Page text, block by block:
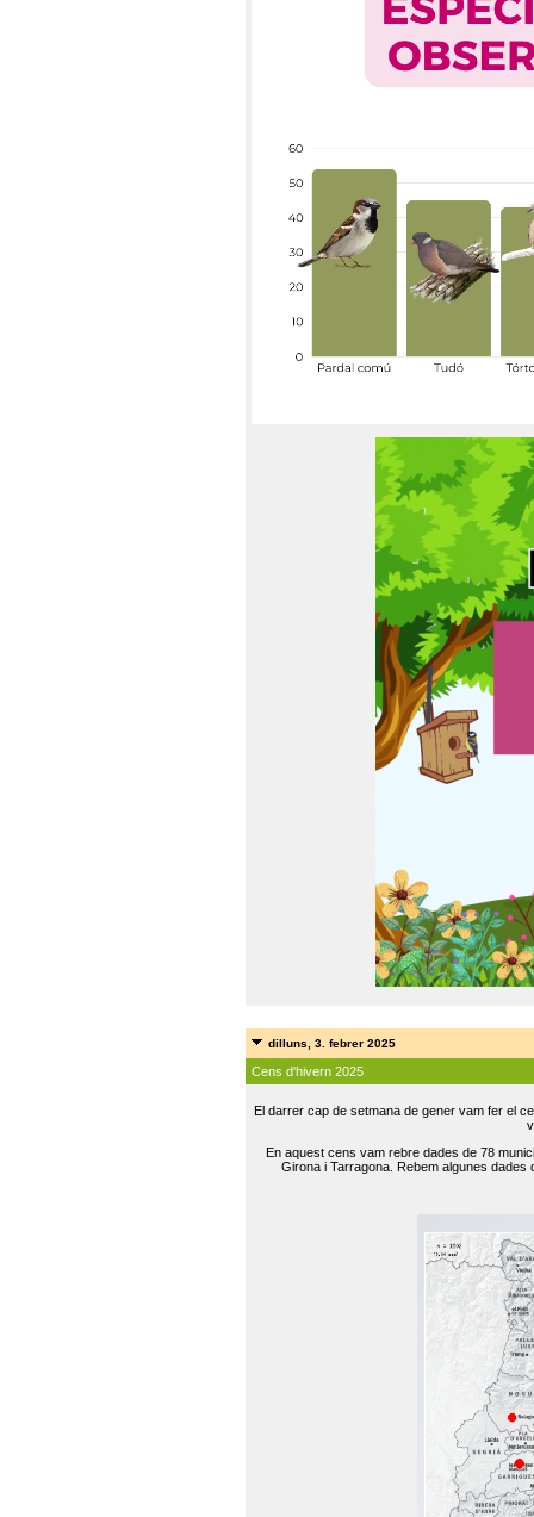
dilluns, 3. febrer 2025
Cens d'hivern 2025
El darrer cap de setmana de gener vam fer el
En aquest cens vam rebre dades de 78
Girona i Tarragona. Rebem algunes